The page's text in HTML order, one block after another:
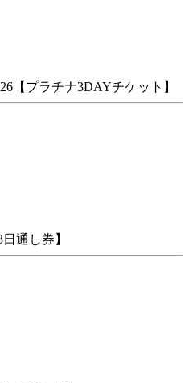
【プラチナ3DAYチケット】
通し券】